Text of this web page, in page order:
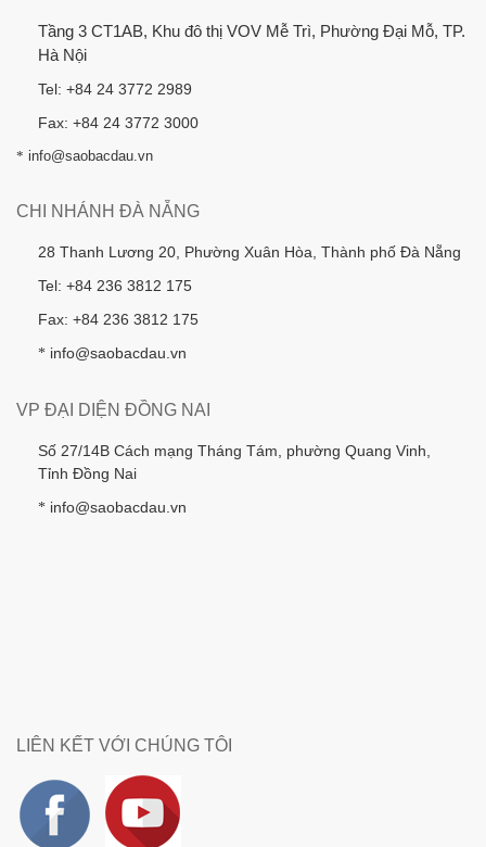
Tầng 3 CT1AB, Khu đô thị VOV Mễ Trì, Phường Đại Mỗ, TP.
Hà Nội
Tel: +84 24 3772 2989
Fax: +84 24 3772 3000
* info@saobacdau.vn
CHI NHÁNH ĐÀ NẴNG
28 Thanh Lương 20, Phường Xuân Hòa, Thành phố Đà Nẵng
Tel: +84 236 3812 175
Fax: +84 236 3812 175
* info@saobacdau.vn
VP ĐẠI DIỆN ĐỒNG NAI
Số 27/14B Cách mạng Tháng Tám, phường Quang Vinh,
Tỉnh Đồng Nai
* info@saobacdau.vn
LIÊN KẾT VỚI CHÚNG TÔI